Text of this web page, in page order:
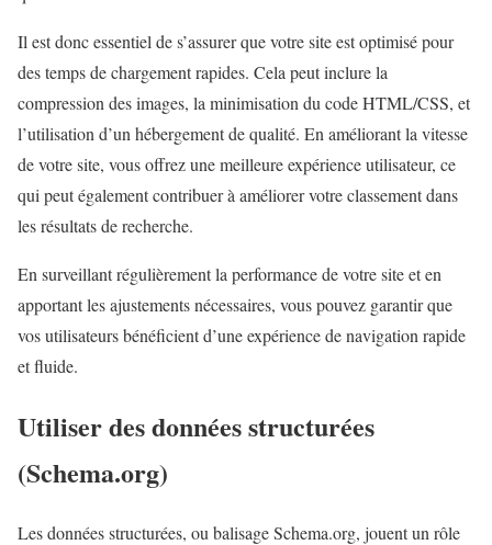
Il est donc essentiel de s’assurer que votre site est optimisé pour
des temps de chargement rapides. Cela peut inclure la
compression des images, la minimisation du code HTML/CSS, et
l’utilisation d’un hébergement de qualité. En améliorant la vitesse
de votre site, vous offrez une meilleure expérience utilisateur, ce
qui peut également contribuer à améliorer votre classement dans
les résultats de recherche.
En surveillant régulièrement la performance de votre site et en
apportant les ajustements nécessaires, vous pouvez garantir que
vos utilisateurs bénéficient d’une expérience de navigation rapide
et fluide.
Utiliser des données structurées
(Schema.org)
Les données structurées, ou balisage Schema.org, jouent un rôle